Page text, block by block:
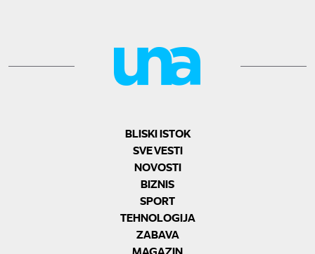
BLISKI ISTOK
SVE VESTI
NOVOSTI
BIZNIS
SPORT
TEHNOLOGIJA
ZABAVA
MAGAZIN